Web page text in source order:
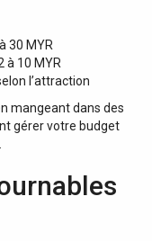
30 MYR
à 10 MYR
l’attraction
mangeant dans des
gérer votre budget